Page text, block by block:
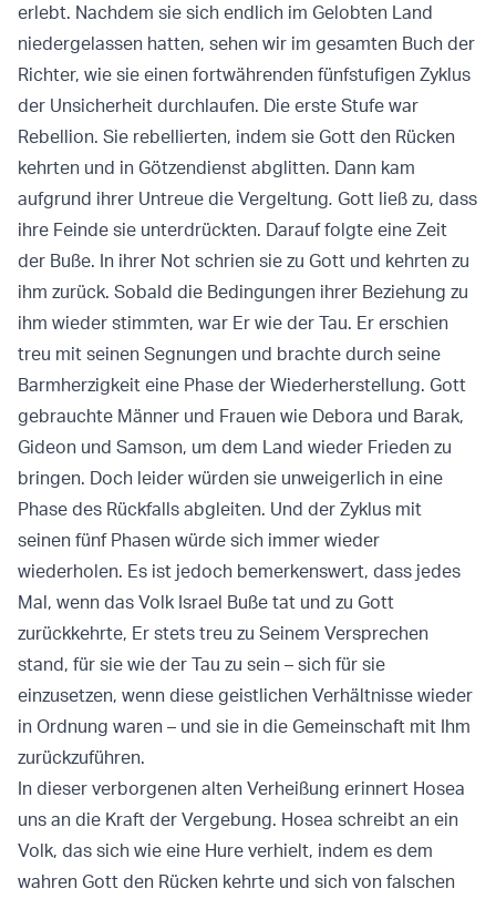
erlebt. Nachdem sie sich endlich im Gelobten Land
niedergelassen hatten, sehen wir im gesamten Buch der
Richter, wie sie einen fortwährenden fünfstufigen Zyklus
der Unsicherheit durchlaufen. Die erste Stufe war
Rebellion. Sie rebellierten, indem sie Gott den Rücken
kehrten und in Götzendienst abglitten. Dann kam
aufgrund ihrer Untreue die Vergeltung. Gott ließ zu, dass
ihre Feinde sie unterdrückten. Darauf folgte eine Zeit
der Buße. In ihrer Not schrien sie zu Gott und kehrten zu
ihm zurück. Sobald die Bedingungen ihrer Beziehung zu
ihm wieder stimmten, war Er wie der Tau. Er erschien
treu mit seinen Segnungen und brachte durch seine
Barmherzigkeit eine Phase der Wiederherstellung. Gott
gebrauchte Männer und Frauen wie Debora und Barak,
Gideon und Samson, um dem Land wieder Frieden zu
bringen. Doch leider würden sie unweigerlich in eine
Phase des Rückfalls abgleiten. Und der Zyklus mit
seinen fünf Phasen würde sich immer wieder
wiederholen. Es ist jedoch bemerkenswert, dass jedes
Mal, wenn das Volk Israel Buße tat und zu Gott
zurückkehrte, Er stets treu zu Seinem Versprechen
stand, für sie wie der Tau zu sein – sich für sie
einzusetzen, wenn diese geistlichen Verhältnisse wieder
in Ordnung waren – und sie in die Gemeinschaft mit Ihm
zurückzuführen.
In dieser verborgenen alten Verheißung erinnert Hosea
uns an die Kraft der Vergebung. Hosea schreibt an ein
Volk, das sich wie eine Hure verhielt, indem es dem
wahren Gott den Rücken kehrte und sich von falschen